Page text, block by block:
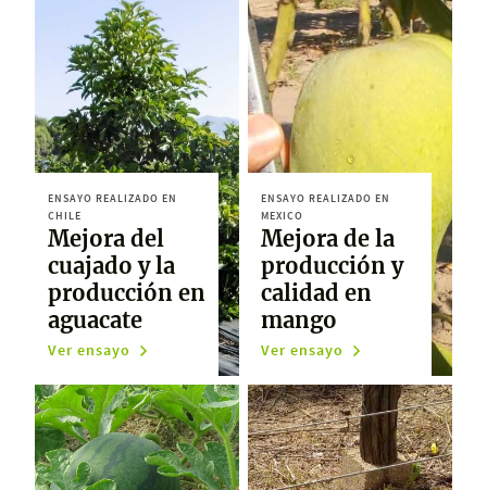
Ver ensayo
ENSAYO REALIZADO EN
CHILE
Mejora del
cuajado y la
producción en
aguacate
Ver ensayo
ENSAYO REALIZADO EN
MEXICO
Mejora de la
producción y
calidad en
mango
Ver ensayo